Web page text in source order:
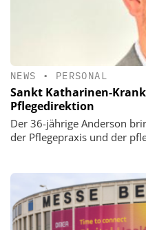
NEWS • PERSONAL
Sankt Katharinen-
Pflegedirektion
Der 36-jährige Anderson
der Pflegepraxis und der